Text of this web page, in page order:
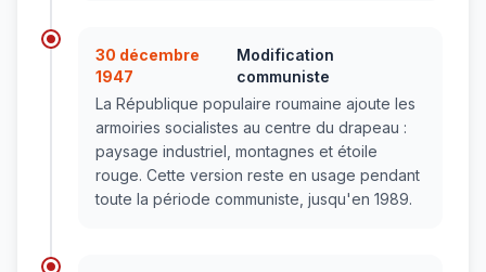
30 décembre
1947
Modification
communiste
La République populaire roumaine ajoute les
armoiries socialistes au centre du drapeau :
paysage industriel, montagnes et étoile
rouge. Cette version reste en usage pendant
toute la période communiste, jusqu'en 1989.